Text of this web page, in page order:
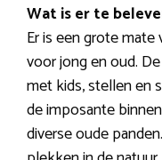
Wat is er te
Er is een grote mate
voor jong en oud.
met kids, stellen en
de imposante
diverse oude